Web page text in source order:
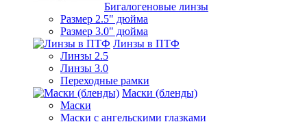
Бигалогеновые линзы
Размер 2.5" дюйма
Размер 3.0" дюйма
Линзы в ПТФ
Линзы 2.5
Линзы 3.0
Переходные рамки
Маски (бленды)
Маски
Маски с ангельскими глазками